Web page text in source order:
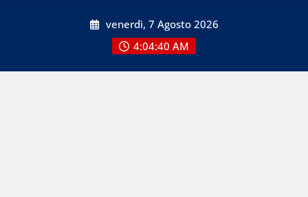
venerdì, 7 Agosto 2026
4:04:41 AM